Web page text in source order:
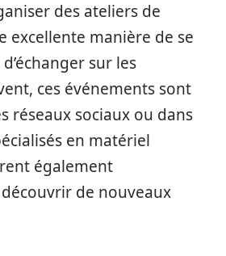
des ateliers de
excellente manière de se
sur les
ces événements sont
réseaux sociaux ou dans
en matériel
également
de nouveaux